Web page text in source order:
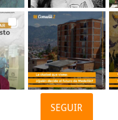
SEGUIR